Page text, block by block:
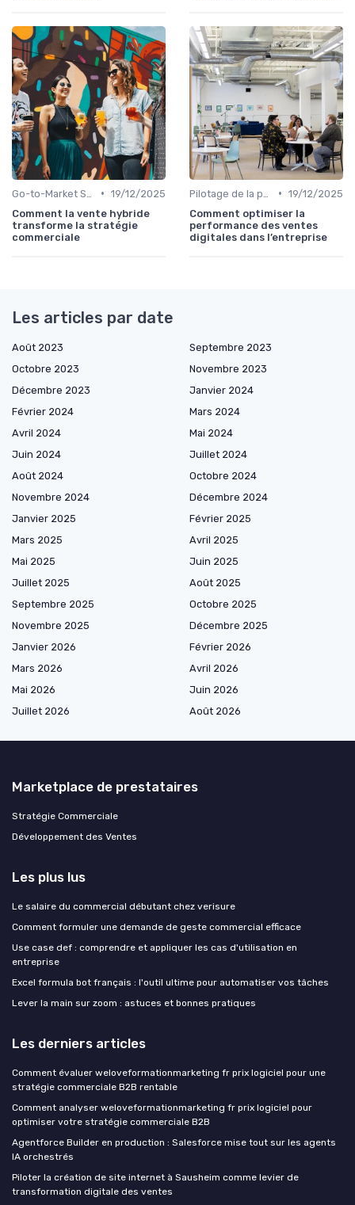
• 19/12/2025
Comment la vente hybride
transforme la stratégie
commerciale
• 19/12/2025
Comment optimiser la
performance des ventes
digitales dans l’entreprise
Les articles par date
Août 2023
Septembre 2023
Octobre 2023
Novembre 2023
Décembre 2023
Janvier 2024
Février 2024
Mars 2024
Avril 2024
Mai 2024
Juin 2024
Juillet 2024
Août 2024
Octobre 2024
Novembre 2024
Décembre 2024
Janvier 2025
Février 2025
Mars 2025
Avril 2025
Mai 2025
Juin 2025
Juillet 2025
Août 2025
Septembre 2025
Octobre 2025
Novembre 2025
Décembre 2025
Janvier 2026
Février 2026
Mars 2026
Avril 2026
Mai 2026
Juin 2026
Juillet 2026
Août 2026
Marketplace de prestataires
Stratégie Commerciale
Développement des Ventes
Les plus lus
Le salaire du commercial débutant chez verisure
Comment formuler une demande de geste commercial efficace
Use case def : comprendre et appliquer les cas d'utilisation en
entreprise
Excel formula bot français : l'outil ultime pour automatiser vos tâches
Lever la main sur zoom : astuces et bonnes pratiques
Les derniers articles
Comment évaluer weloveformationmarketing fr prix logiciel pour une
stratégie commerciale B2B rentable
Comment analyser weloveformationmarketing fr prix logiciel pour
optimiser votre stratégie commerciale B2B
Agentforce Builder en production : Salesforce mise tout sur les agents
IA orchestrés
Piloter la création de site internet à Sausheim comme levier de
transformation digitale des ventes